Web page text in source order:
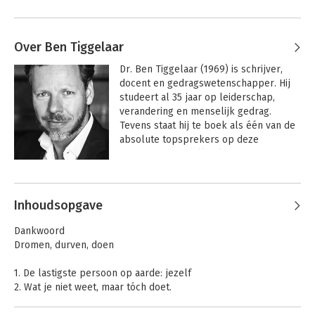
Over Ben Tiggelaar
Dr. Ben Tiggelaar (1969) is schrijver,
docent en gedragswetenschapper. Hij
studeert al 35 jaar op leiderschap,
verandering en menselijk gedrag.
Tevens staat hij te boek als één van de
absolute topsprekers op deze
razendsnel tempo veroverd. Hij is al
'vorm' op een perfecte manier
samenbrengt. Een dag Tiggelaar is
beslist géén luierdag: Ben hanteert een
hoog tempo en presenteert ontzettend
Andere boeken door Ben Tiggelaar
Inhoudsopgave
Dankwoord
Dromen, durven, doen
1. De lastigste persoon op aarde: jezelf
2. Wat je niet weet, maar tóch doet.